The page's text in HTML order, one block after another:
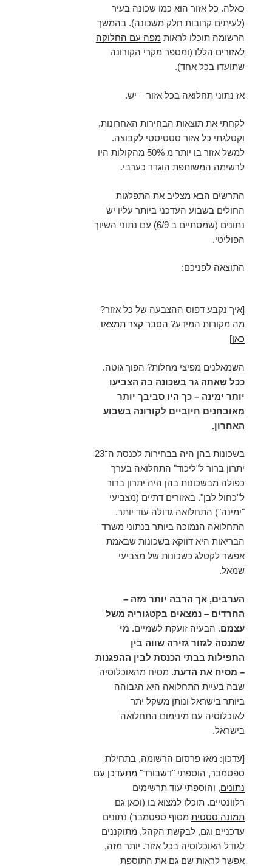
כאלה. כל אזור הוא כמו שכונה בעיר
(לעיתים קרובות חלק משכונה). בהמשך
הרשומה תוכלו לראות מפה עם החלוקה
לאזורים הללו (ומספר מקרי הקורונה
שתועדו בכל אחד).
אז נתוני תחלואה בכל אזור – יש.
לקחתי את תוצאות הבחירות האחרונות,
וקטלגתי כל אזור סטטיסטי לקבוצה.
למשל אזור בו יותר מ 50% מהקולות היו
לרשימה המשותפת הוגדר כערבי.
התרשים הבא מצליב את התפלגות
החולים בשבוע העדכני ביותר עליו יש
נתונים (שמסתיים ב 6/9) עם נתוני השיוך
הפוליטי.
התוצאה לפניכם:
[איך נקבע דפוס ההצבעה של כל אזור?
מה מקורות המידע? הסבר קצר תמצאו
כאן]
השמאלנים מפיצי מחלות? הפוך גוטה.
ככל שאתה גר בשכונה בה הצביעו
יותר ימינה – כך היו סביבך יותר
מאובחנים חיוביים לקורונה בשבוע
האחרון.
בשכונות בהן היה בבחירות לכנסת ה־23
יתרון ברור ל"ליכוד" התחלואה בערך
כפולה מבשכונות בהן היה יתרון ברור
ל"כחול לבן". באזורים דתיים (מצביעי
"ימינה") התחלואה גדולה עוד יותר.
התחלואה הנמוכה ביותר בנתוני משרד
הבריאות היא דווקא בשכונות שבאמת
אפשר לקטלג כשכונות של מצביעי
שמאל.
הערבים, אך הרבה יותר מזה –
החרדים – נמצאים בקטגוריה משל
עצמם. הבעיה זועקת לשמיים. מי
שמנסה לגזור גזירה שווה בין
התפילות בבתי הכנסת לבין ההפגנות
– מסיח את הדעת. מסיח מהאוכלוסיה
שבה בעיית התחלואה היא הגבוהה
ביותר בישראל ונותן משקל יתר
לאוכלוסיה עם מינימום התחלואה
בישראל.
[עדכון: מאז פרסום הרשומה, בתחילת
ספטמבר, הוספתי "דשבורד" מתעדכן עם
נתונים, והוספתי עוד תרשימים
רלוונטיים. תוכלו למצוא בו (וכאן גם
תמונה סטטית מסוף ספטמבר) נתונים
עדכניים וגם, לבקשת הקהל, מתוקננים
לגודל האוכלוסיה בכל אזור. יותר מזה,
אפשר לראות שם גם את התוספת